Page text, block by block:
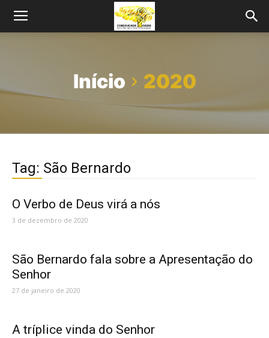
Início 2020
Tag: São Bernardo
O Verbo de Deus virá a nós
3 de dezembro de 2020
São Bernardo fala sobre a Apresentação do
Senhor
27 de janeiro de 2020
A tríplice vinda do Senhor